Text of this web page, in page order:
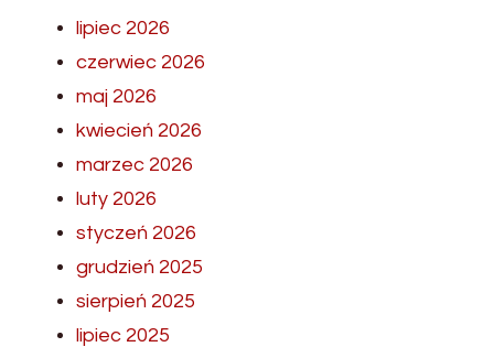
lipiec 2026
czerwiec 2026
maj 2026
kwiecień 2026
marzec 2026
luty 2026
styczeń 2026
grudzień 2025
sierpień 2025
lipiec 2025